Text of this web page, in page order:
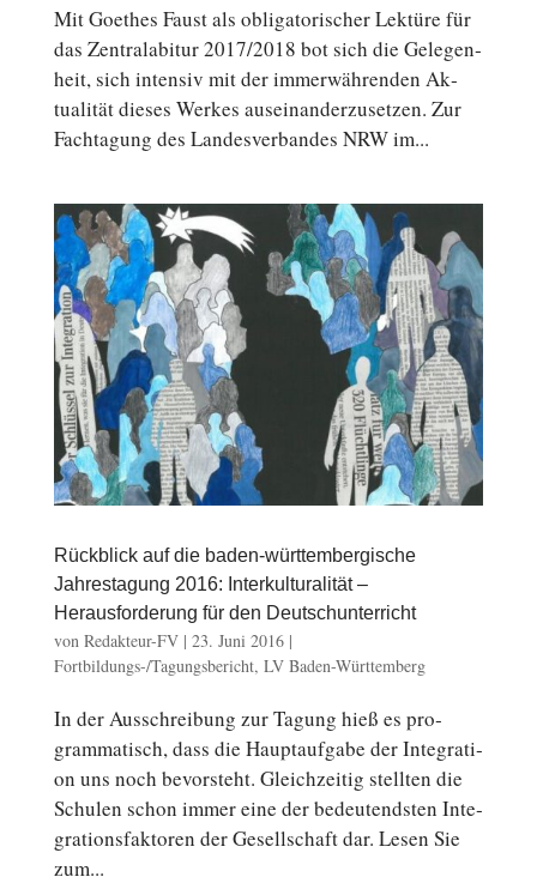
Mit Goethes Faust als ob­li­ga­to­ri­scher Lektüre für
das Zen­tral­ab­itur 2017/2018 bot sich die Ge­le­gen­
heit, sich in­ten­siv mit der im­mer­wäh­ren­den Ak­
tua­li­tät dieses Werkes aus­ein­an­der­zu­set­zen. Zur
Fach­ta­gung des Lan­des­ver­ban­des NRW im...
Rückblick auf die baden-württembergische
Jahrestagung 2016: Interkulturalität –
Herausforderung für den Deutschunterricht
von Redakteur-FV| 23. Juni 2016|
Fortbildungs-/Tagungsbericht, LV Baden-Württemberg
In der Aus­schrei­bung zur Tagung hieß es pro­
gram­ma­tisch, dass die Haupt­auf­ga­be der In­te­gra­ti­
on uns noch be­vor­steht. Gleich­zei­tig stell­ten die
Schulen schon immer eine der be­deu­tends­ten In­te­
gra­ti­ons­fak­to­ren der Gesellschaft dar. Lesen Sie
zum...